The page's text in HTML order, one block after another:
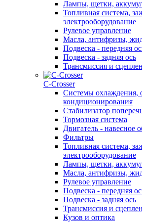
Лампы, щетки,
Топливная система,
электрооборудование
Рулевое управление
Масла, антифризы,
Подвеска - передняя
Подвеска - задняя ось
Трансмиссия и
С-Сrosser
Системы охлаждения,
кондиционирования
Стабилизатор
Тормозная система
Двигатель - навесное
Фильтры
Топливная система,
электрооборудование
Лампы, щетки,
Масла, антифризы,
Рулевое управление
Подвеска - передняя
Подвеска - задняя ось
Трансмиссия и
Кузов и оптика